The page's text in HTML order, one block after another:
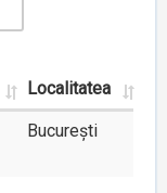
Localitatea
București